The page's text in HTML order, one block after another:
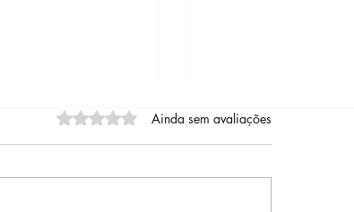
Avaliado com 0 de 5 estrelas.
Ainda sem avaliações